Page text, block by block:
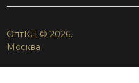
ОптКД © 2026.
Москва